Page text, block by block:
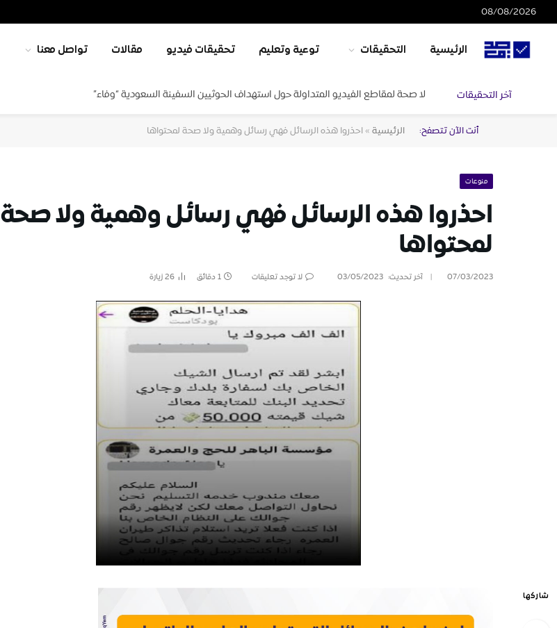
08/08/2026
الرئيسية التحقيقات توعية وتعليم تحقيقات فيديو مقالات تواصل معنا
آخر التحقيقات لا صحة لمقاطع الفيديو المتداولة حول استهداف الحوثيين السفينة السعودية “وفاء”
أنت الآن تتصفح: الرئيسية» احذروا هذه الرسائل فهي رسائل وهمية ولا صحة لمحتواها
منوعات
احذروا هذه الرسائل فهي رسائل وهمية ولا صحة
لمحتواها
07/03/2023 آخر تحديث: 03/05/2023 لا توجد تعليقات 1 دقائق 26زيارة
شاركها